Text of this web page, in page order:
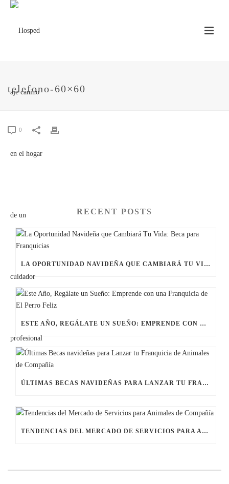
telefono-60×60
0
RECENT POSTS
LA OPORTUNIDAD NAVIDEÑA QUE CAMBIARÁ TU VIDA: BECA PARA FRANQUICIAS
ESTE AÑO, REGÁLATE UN SUEÑO: EMPRENDE CON UNA FRANQUICIA DE EL PERRO FELIZ
ÚLTIMAS BECAS NAVIDEÑAS PARA LANZAR TU FRANQUICIA DE ANIMALES DE COMPAÑÍA
TENDENCIAS DEL MERCADO DE SERVICIOS PARA ANIMALES DE COMPAÑÍA